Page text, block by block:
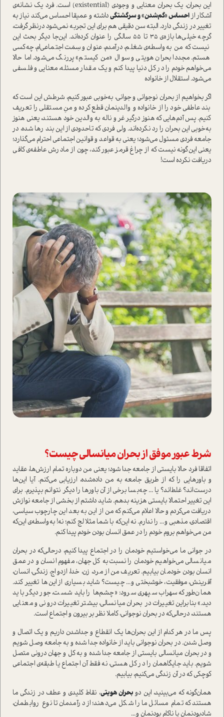
این بحران، یک بحران معنایی و وجودی (existential) ا‌ست. فرد یک نشانه‌ی
آشکار ازاحساس «گم‌شدن» و سرگشتگیداشته و عمیقا احساس می‌کند نیاز به
تغییر در زندگی دارد. البته سن دقیقی هم برای این تجربه نمی‌شود در‌نظر گرفت،
گرچه خیلی‌ها بازه‌ی 35 تا 55 سالگی را عنوان کرده‌اند. این‌جا دیگر بحث این
نیست که من به‌واسطه‌ی شغلم، در‌آمدم، عنوان و سِمَت اجتماعی‌ام، چه‌کسی
هستم. مجددا بحران هویتی و سوال «من کیستم» پررنگ می‌شود. اما حالا
می‌خواهم خودم را در کل دنیا پیدا کنم و یک مقدار مسئله، معنایی و فلسفی
می‌شود. استقلال از خانواده
اگر بخواهیم از بحران نوجوانی و جوانی، به‌خوبی عبور کنیم، شرطش این ا‌ست که
بند عاطفی خود را از خانواده و والدینمان قطع کرده و منِ مستقلی را تعریف
کنیم. پس آدم‌هایی که هنوز درگیر غر و ناله به والدین خود هستند، یعنی هنوز
به‌خوبی این بحران را رد نکرده‌اند. ولی فردی که تاحدودی از این بند رها شده، در
جامعه فردی مسئول می‌شود؛ یعنی به قواعد و قوانین اجتماعی احترام می‌گذارد؛
یعنی این‌گونه نیست که از چراغ قرمز عبور کند، چون از مادرش عاطفه‌ی کافی
دریافت نکرده ا‌ست!
شرط عبور موفق از بحران میانسالی چیست؟
اتفاقا فرد حالا بایستی از جامعه جدا شود؛ یعنی من دوباره تمام ارزش‌ها، عقاید
و باور‌هایی را که از طریق جامعه به‌ من داده‌شده، ارزیابی می‌کنم. آیا این‌ها
درست‌اند؟ غلط‌اند؟ یا ... چه‌بسا برخی از آن باورها را دیگر نتوانم بپذیرم. برای
این تغییر احتمالا بایستی هزینه بدهم. شاید داشتم از بخشی از جامعه نوازش
دریافت می‌کردم و حالا اعلام می‌کنم که من از این به بعد این چارچوب سیاسی،
اقتصادی، مذهبی و... را ندارم. نه این‌که با شما مثلا لج کنم؛ نه! به‌واسطه‌ی این‌که
من می‌خواهم بروم خودم را در عمق انسان بودن خودم پیدا کنم.
در جوانی ما می‌خوا‌ستیم خودمان را در اجتماع پیدا کنیم، در‌حالی‌که در بحران
میانسالی می‌خواهیم خودمان را نسبت‌به کل جهان، مفهوم انسان و در عمق
انسان بودن خودمان بیابیم. تعریف من از مرد، زن، خدا، ازدواج، زندگی‌، انسان،
آفرینش، موفقیت، خوشبختی و... چیست؟ شاید بسیاری از این‌ها تغییر کند.
همان‌طور که سهراب سپهری سرود: «چشم‌ها را باید شست، جور دیگر باید
دید.» بنابراین تغییرات در بحران میانسالی، بیشتر تغییرات درونی و معنایی
هستند، در‌حالی‌که در بحران نوجوانی، کاملا نظر بر بیرون و اجتماع ا‌ست.
پس ما در هر کدام از این بحران‌ها یک انقطاع و جدا‌شدن داریم و یک اتصال و
وصل شدن. در بحران نوجوانی باید از خانواده جدا شده و به جامعه وصل شویم
و در بحران میانسالی بایستی از جامعه جدا شده و به کل و جهان درونی متصل
شویم. باید جایگاهمان را در کل هستی، نه فقط آن اجتماع یا طبقه‌ی اجتماعی
کوچکی که در آن زندگی می‌کنیم، بیابیم.
همان‌گونه که می‌بینید، این دوبحران هویتی، نقاط کلیدی و عطف در زندگی ما
هستند که تمام مسائل ما را شکل می‌دهند؛ از در‌آمدمان تا نوع روابطمان،
شاد‌بودنمان یا ناکام بودنمان و...